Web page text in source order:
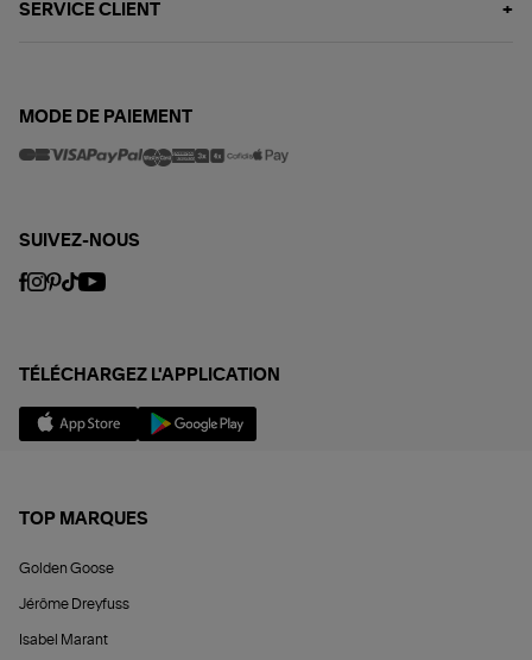
SERVICE CLIENT
MODE DE PAIEMENT
SUIVEZ-NOUS
TÉLÉCHARGEZ L'APPLICATION
TOP MARQUES
Golden Goose
Jérôme Dreyfuss
Isabel Marant